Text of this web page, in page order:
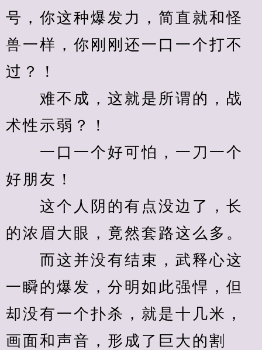
号，你这种爆发力，简直就和怪
兽一样，你刚刚还一口一个打不
过？！
难不成，这就是所谓的，战
术性示弱？！
一口一个好可怕，一刀一个
好朋友！
这个人阴的有点没边了，长
的浓眉大眼，竟然套路这么多。
而这并没有结束，武释心这
一瞬的爆发，分明如此强悍，但
却没有一个扑杀，就是十几米，
画面和声音，形成了巨大的割